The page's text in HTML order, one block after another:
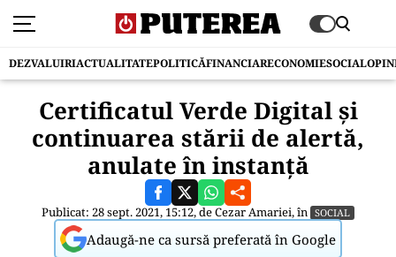
DEZVALUIRIACTUALITATEPOLITICĂFINANCIARECONOMIESOCIAL
Certificatul Verde Digital și
continuarea stării de alertă,
anulate în instanță
Publicat: 28 sept. 2021, 15:12, deCezar Amariei, în SOCIAL
Adaugă-ne ca sursă preferată în Google